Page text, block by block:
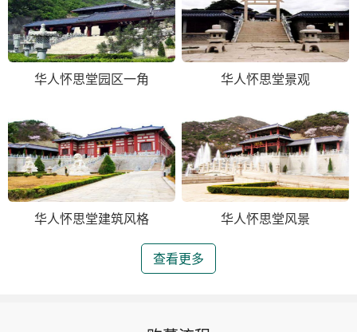
华人怀思堂园区一角 华人怀思堂景观
华人怀思堂建筑风格 华人怀思堂风景
查看更多